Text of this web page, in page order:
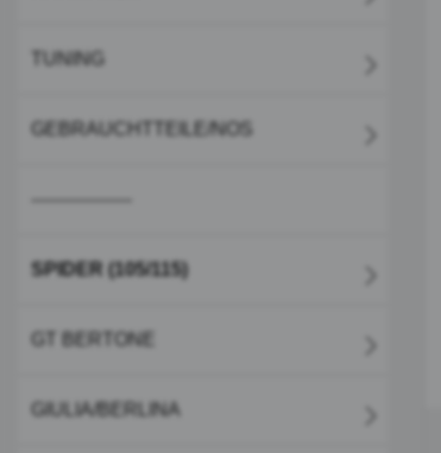
TUNING
GEBRAUCHTTEILE/NOS
SPIDER (105/115)
GT BERTONE
GIULIA/BERLINA